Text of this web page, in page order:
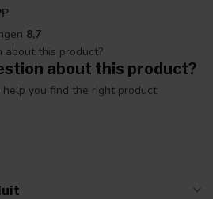
8,7
about this product?
you find the right product